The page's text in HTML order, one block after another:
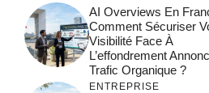
AI Overviews En
Comment Sécuriser
Visibilité Face À
L’effondrement
Trafic Organique ?
ENTREPRISE